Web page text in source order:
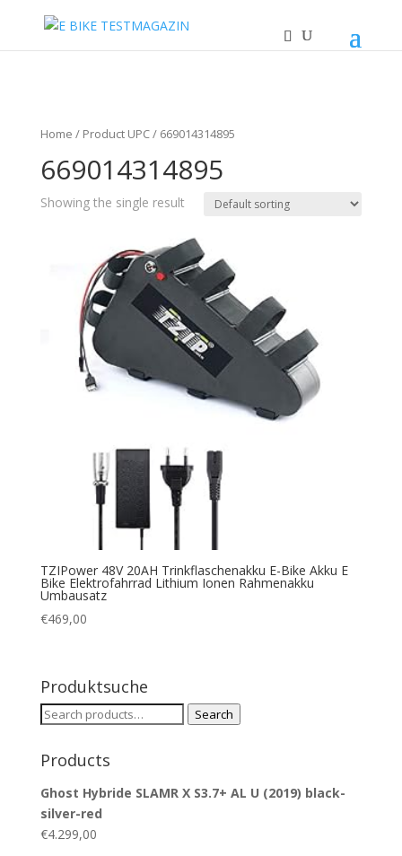
Home / Product UPC / 669014314895
669014314895
Showing the single result
TZIPower 48V 20AH Trinkflaschenakku E-Bike Akku E
Bike Elektrofahrrad Lithium Ionen Rahmenakku
Umbausatz
€469,00
Produktsuche
Search
Search
Products
Ghost Hybride SLAMR X S3.7+ AL U (2019) black-
silver-red
€4.299,00